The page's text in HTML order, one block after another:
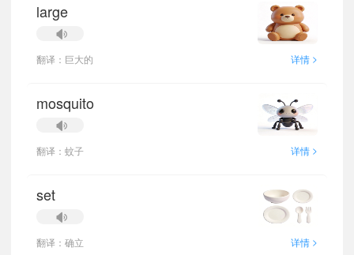
large
翻译：巨大的 详情 >
mosquito
翻译：蚊子 详情 >
set
翻译：确立 详情 >